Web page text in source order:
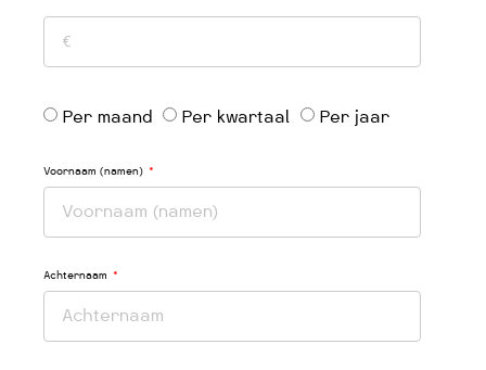
Per maand Per kwartaal Per jaar
Voornaam (namen)
Achternaam